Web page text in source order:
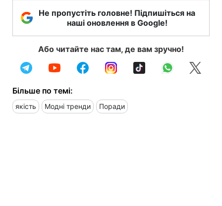
Не пропустіть головне! Підпишіться на
наші оновлення в Google!
Або читайте нас там, де вам зручно!
Більше по темі:
якість Модні тренди Поради